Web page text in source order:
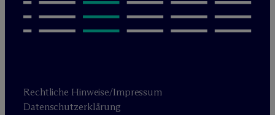
Rechtliche Hinweise/Impressum
Datenschutzerklärung